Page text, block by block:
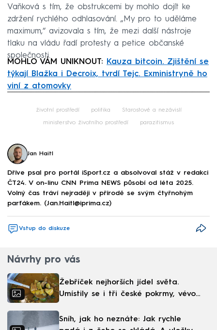
Vaňková s tím, že obstrukcemi by mohlo dojít ke
zdržení rychlého odhlasování. „My pro to uděláme
maximum,“ avizovala s tím, že mezi další nástroje
tlaku na vládu řadí protesty a petice občanské
společnosti.
MOHLO VÁM UNIKNOUT:
Kauza bitcoin. Zjištění se
týkají Blažka i Decroix, tvrdí Tejc. Exministryně ho
viní z atomovky
životní prostředí politika Starostové a nezávislí
ministerstvo životního prostředí parazitismus
Jan Haitl
Dříve psal pro portál iSport.cz a absolvoval stáž v redakci
ČT24. V on-linu CNN Prima NEWS působí od léta 2025.
Volný čas tráví nejraději v přírodě se svým čtyřnohým
parťákem. (Jan.Haitl@iprima.cz)
Vstup do diskuze
Návrhy pro vás
Žebříček nejhorších jídel světa.
Umístily se i tři české pokrmy, vévodí
Sníh, jak ho neznáte: Jak rychle